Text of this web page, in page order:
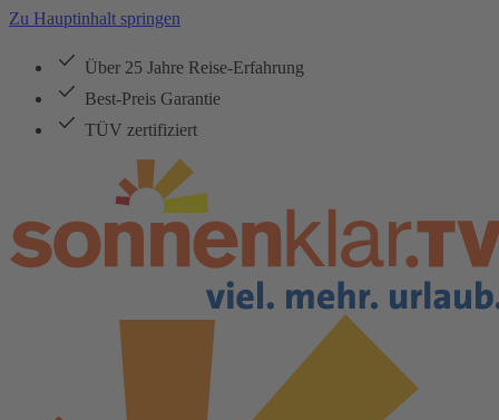
Zu Hauptinhalt springen
Über 25 Jahre Reise-Erfahrung
Best-Preis Garantie
TÜV zertifiziert